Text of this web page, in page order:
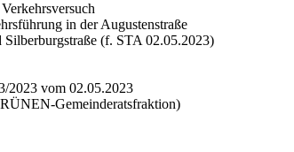
in der Augustenstraße
(f. STA 02.05.2023)
2023 vom 02.05.2023
Gemeinderatsfraktion)